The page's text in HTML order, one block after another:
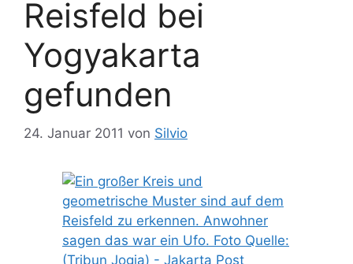
Reisfeld bei
Yogyakarta
gefunden
24. Januar 2011 von Silvio